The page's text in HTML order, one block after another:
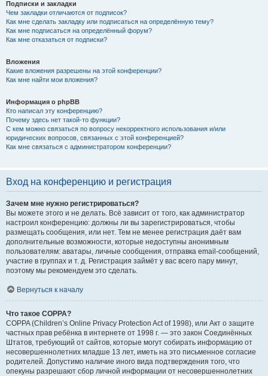
Подписки и закладки
Чем закладки отличаются от подписок?
Как мне сделать закладку или подписаться на определённую тему?
Как мне подписаться на определённый форум?
Как мне отказаться от подписки?
Вложения
Какие вложения разрешены на этой конференции?
Как мне найти мои вложения?
Информация о phpBB
Кто написал эту конференцию?
Почему здесь нет такой-то функции?
С кем можно связаться по вопросу некорректного использования и/или
юридических вопросов, связанных с этой конференцией?
Как мне связаться с администратором конференции?
Вход на конференцию и регистрация
Зачем мне нужно регистрироваться?
Вы можете этого и не делать. Всё зависит от того, как администратор
настроил конференцию: должны ли вы зарегистрироваться, чтобы
размещать сообщения, или нет. Тем не менее регистрация даёт вам
дополнительные возможности, которые недоступны анонимным
пользователям: аватары, личные сообщения, отправка email-сообщений,
участие в группах и т. д. Регистрация займёт у вас всего пару минут,
поэтому мы рекомендуем это сделать.
Вернуться к началу
Что такое COPPA?
COPPA (Children’s Online Privacy Protection Act of 1998), или Акт о защите
частных прав ребёнка в интернете от 1998 г. — это закон Соединённых
Штатов, требующий от сайтов, которые могут собирать информацию от
несовершеннолетних младше 13 лет, иметь на это письменное согласие
родителей. Допустимо наличие иного вида подтверждения того, что
опекуны разрешают сбор личной информации от несовершеннолетних